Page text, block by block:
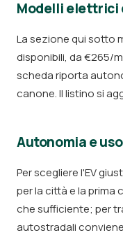
Modelli elettrici
La sezione qui sotto
disponibili, da €265/
scheda riporta
canone. Il listino si
Autonomia e
Per scegliere l'EV
per la città e la prima
che sufficiente; per
autostradali